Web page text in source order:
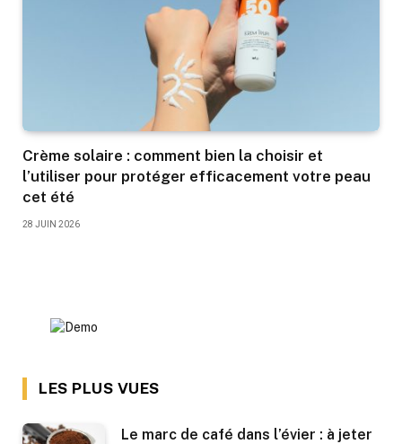
Crème solaire : comment bien la choisir et
l’utiliser pour protéger efficacement votre peau
cet été
28 JUIN 2026
LES PLUS VUES
Le marc de café dans l’évier : à jeter